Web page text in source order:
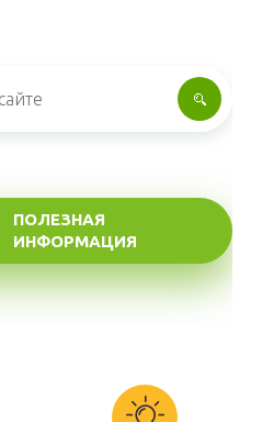
ПОЛЕЗНАЯ
ИНФОРМАЦИЯ